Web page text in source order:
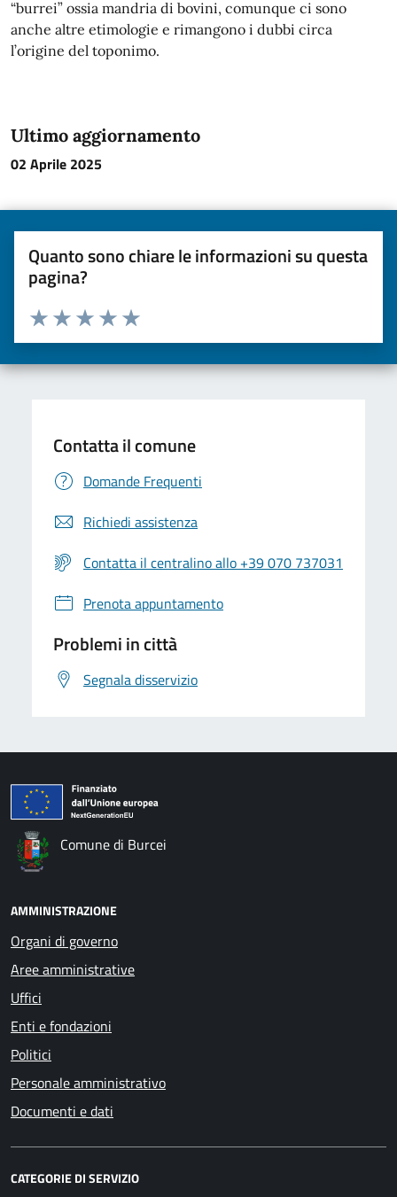
“burrei” ossia mandria di bovini, comunque ci sono
anche altre etimologie e rimangono i dubbi circa
l’origine del toponimo.
Ultimo aggiornamento
02 Aprile 2025
Quanto sono chiare le informazioni su questa
pagina?
Valuta da 1 a 5 stelle la pagina
Valuta 5 stelle su 5
Valuta 4 stelle su 5
Valuta 3 stelle su 5
Valuta 2 stelle su 5
Valuta una stella su 5
Contatta il comune
Domande Frequenti
Richiedi assistenza
Contatta il centralino allo +39 070 737031
Prenota appuntamento
Problemi in città
Segnala disservizio
Comune di Burcei
AMMINISTRAZIONE
Organi di governo
Aree amministrative
Uffici
Enti e fondazioni
Politici
Personale amministrativo
Documenti e dati
CATEGORIE DI SERVIZIO